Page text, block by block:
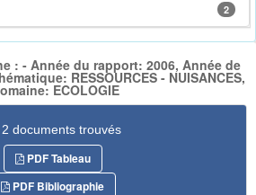
2
: - Année du rapport: 2006, Année de
RESSOURCES - NUISANCES,
ECOLOGIE
2 documents trouvés
PDF Tableau
PDF Bibliographie